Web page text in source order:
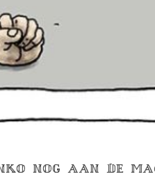
NOG AAN DE